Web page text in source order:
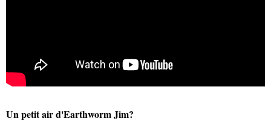
Un petit air d'Earthworm Jim?